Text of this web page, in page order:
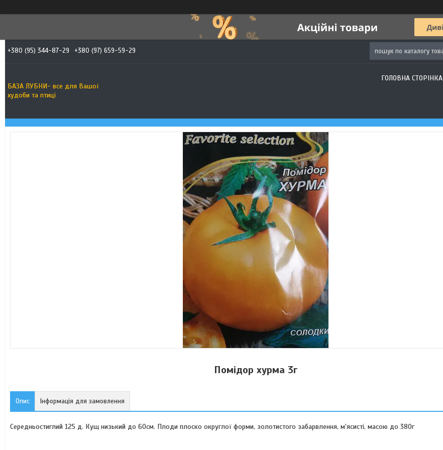
+380 (95) 344-87-29 +380 (97) 659-59-29
БАЗА ЛУБНИ- все для Вашої
худоби та птиці
ГОЛОВНА СТОРІНКА
Помідор хурма 3г
Опис Інформація для замовлення
Середньостиглий 125 д. Кущ низький до 60см. Плоди плоско округлої форми, золотистого забарвлення, м'ясисті, масою до 380г